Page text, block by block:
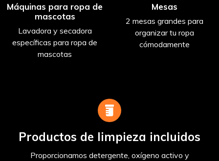
Máquinas para ropa de
mascotas
Lavadora y secadora
específicas para ropa de
mascotas
Mesas
2 mesas grandes para
organizar tu ropa
cómodamente
Productos de limpieza incluidos
Proporcionamos detergente, oxígeno activo y